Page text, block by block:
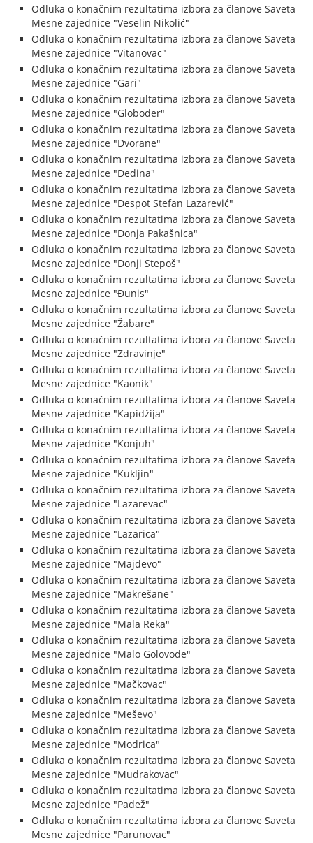
Odluka o konačnim rezultatima izbora za članove Saveta
Mesne zajednice "Veselin Nikolić"
Odluka o konačnim rezultatima izbora za članove Saveta
Mesne zajednice "Vitanovac"
Odluka o konačnim rezultatima izbora za članove Saveta
Mesne zajednice "Gari"
Odluka o konačnim rezultatima izbora za članove Saveta
Mesne zajednice "Globoder"
Odluka o konačnim rezultatima izbora za članove Saveta
Mesne zajednice "Dvorane"
Odluka o konačnim rezultatima izbora za članove Saveta
Mesne zajednice "Dedina"
Odluka o konačnim rezultatima izbora za članove Saveta
Mesne zajednice "Despot Stefan Lazarević"
Odluka o konačnim rezultatima izbora za članove Saveta
Mesne zajednice "Donja Pakašnica"
Odluka o konačnim rezultatima izbora za članove Saveta
Mesne zajednice "Donji Stepoš"
Odluka o konačnim rezultatima izbora za članove Saveta
Mesne zajednice "Đunis"
Odluka o konačnim rezultatima izbora za članove Saveta
Mesne zajednice "Žabare"
Odluka o konačnim rezultatima izbora za članove Saveta
Mesne zajednice "Zdravinje"
Odluka o konačnim rezultatima izbora za članove Saveta
Mesne zajednice "Kaonik"
Odluka o konačnim rezultatima izbora za članove Saveta
Mesne zajednice "Kapidžija"
Odluka o konačnim rezultatima izbora za članove Saveta
Mesne zajednice "Konjuh"
Odluka o konačnim rezultatima izbora za članove Saveta
Mesne zajednice "Kukljin"
Odluka o konačnim rezultatima izbora za članove Saveta
Mesne zajednice "Lazarevac"
Odluka o konačnim rezultatima izbora za članove Saveta
Mesne zajednice "Lazarica"
Odluka o konačnim rezultatima izbora za članove Saveta
Mesne zajednice "Majdevo"
Odluka o konačnim rezultatima izbora za članove Saveta
Mesne zajednice "Makrešane"
Odluka o konačnim rezultatima izbora za članove Saveta
Mesne zajednice "Mala Reka"
Odluka o konačnim rezultatima izbora za članove Saveta
Mesne zajednice "Malo Golovode"
Odluka o konačnim rezultatima izbora za članove Saveta
Mesne zajednice "Mačkovac"
Odluka o konačnim rezultatima izbora za članove Saveta
Mesne zajednice "Meševo"
Odluka o konačnim rezultatima izbora za članove Saveta
Mesne zajednice "Modrica"
Odluka o konačnim rezultatima izbora za članove Saveta
Mesne zajednice "Mudrakovac"
Odluka o konačnim rezultatima izbora za članove Saveta
Mesne zajednice "Padež"
Odluka o konačnim rezultatima izbora za članove Saveta
Mesne zajednice "Parunovac"